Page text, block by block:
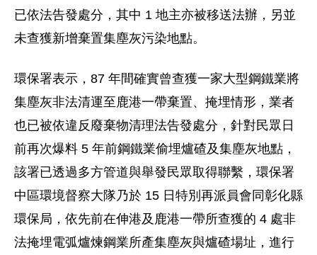
已依法告發處分，其中 1 地主亦被移送法辦，另並
未查獲新增棄置集塵灰污染地點。
環保署表示，87 年間確實曾查獲一家大型鋼鐵業將
集塵灰非法清運至鹿港一帶棄置、掩埋情形，業者
也已被依違反廢棄物清理法告發處分，針對民眾日
前再次爆料 5 年前鋼鐵業偷埋爐碴及集塵灰地點，
該署已透過多方管道與舉發民眾取得聯繫，環保署
中區環境督察大隊乃於 15 日特別再派員會同彰化縣
環保局，依先前在伸港及鹿港一帶所查獲的 4 處非
法掩埋電弧爐煉鋼業所產集塵灰與爐碴場址，進行